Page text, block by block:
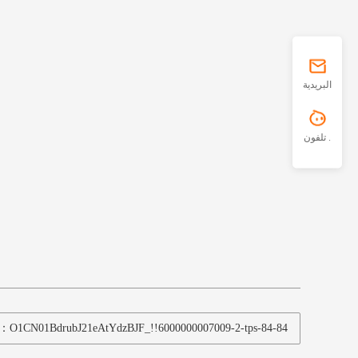
O1CN01BdrubJ21eAtYdzBJF_!!6000000007009-2-tps-84-84
البريدية